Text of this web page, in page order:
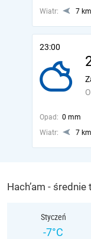
Wiatr: 7
23:00
Opad: 0 mm
Wiatr:
7
Hach’am -
Styczeń
-7°C